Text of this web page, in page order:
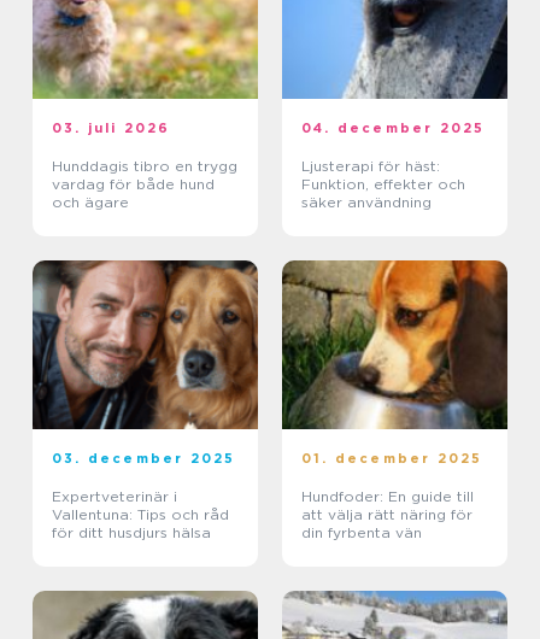
03. juli 2026
Hunddagis tibro en trygg
vardag för både hund
och ägare
04. december 2025
Ljusterapi för häst:
Funktion, effekter och
säker användning
03. december 2025
Expertveterinär i
Vallentuna: Tips och råd
för ditt husdjurs hälsa
01. december 2025
Hundfoder: En guide till
att välja rätt näring för
din fyrbenta vän